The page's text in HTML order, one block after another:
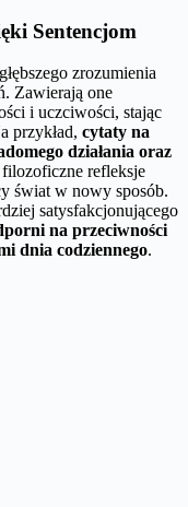
Sentencjom
zrozumienia
Zawierają one
i uczciwości, stając
przykład, cytaty na
działania oraz
refleksje
świat w nowy sposób.
satysfakcjonującego
na przeciwności
dnia codziennego.